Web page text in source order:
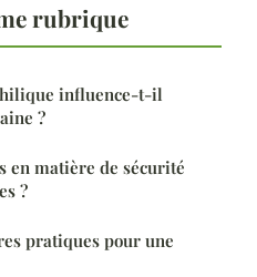
rubrique
influence-t-il
?
en matière de sécurité
?
pratiques pour une